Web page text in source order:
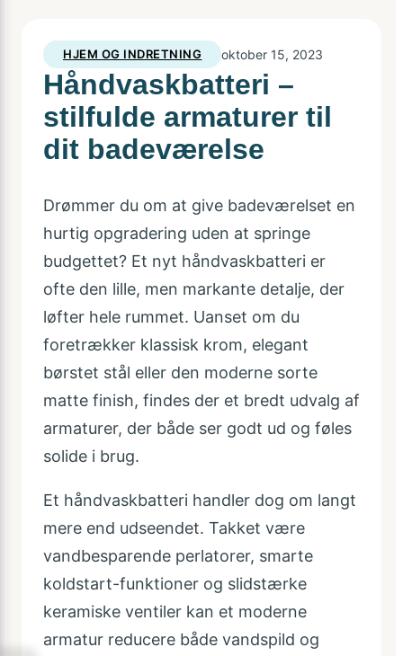
HJEM OG INDRETNING oktober 15, 2023
Håndvaskbatteri –
stilfulde armaturer til
dit badeværelse
Drømmer du om at give badeværelset en
hurtig opgradering uden at springe
budgettet? Et nyt håndvaskbatteri er
ofte den lille, men markante detalje, der
løfter hele rummet. Uanset om du
foretrækker klassisk krom, elegant
børstet stål eller den moderne sorte
matte finish, findes der et bredt udvalg af
armaturer, der både ser godt ud og føles
solide i brug.
Et håndvaskbatteri handler dog om langt
mere end udseendet. Takket være
vandbesparende perlatorer, smarte
koldstart-funktioner og slidstærke
keramiske ventiler kan et moderne
armatur reducere både vandspild og